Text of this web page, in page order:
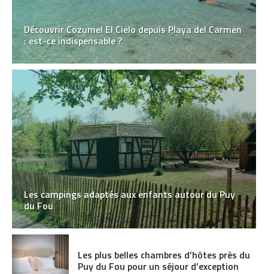
Découvrir Cozumel El Cielo depuis Playa del Carmen
: est-ce indispensable ?
Les campings adaptés aux enfants autour du Puy
du Fou
Les plus belles chambres d’hôtes près du
Puy du Fou pour un séjour d’exception